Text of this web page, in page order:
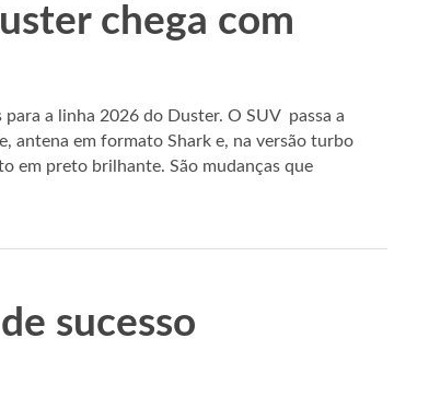
chega com
a linha 2026 do Duster. O SUV passa a
antena em formato Shark e, na versão turbo
em preto brilhante. São mudanças que
sucesso